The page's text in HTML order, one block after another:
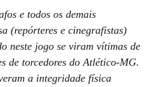
e todos os demais
(repórteres e cinegrafistas)
neste jogo se viram vítimas de
de torcedores do Atlético-MG.
a integridade física